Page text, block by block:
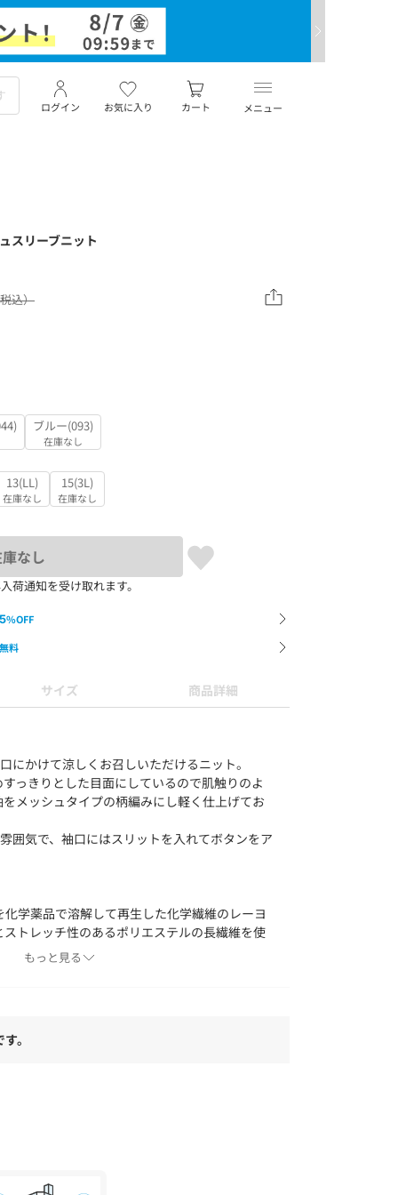
メニュー
お気に入り
ログイン カート
スリーブニット
込）
ブルー(093)
在庫なし
13(LL)
在庫なし
15(3L)
在庫なし
なし
荷通知を受け取れます。
5%OFF
料
サイズ 商品詳細
にかけて涼しくお召しいただけるニット。
っきりとした目面にしているので肌触りのよ
メッシュタイプの柄編みにし軽く仕上げてお
囲気で、袖口にはスリットを入れてボタンをア
学薬品で溶解して再生した化学繊維のレーヨ
トレッチ性のあるポリエステルの長繊維を使
士を撚糸をした2工程でできた糸で、糸に丸み
もっと見る
。